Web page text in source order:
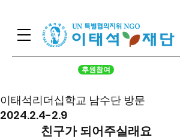
후원참여
이태석리더십학교 남수단 방문
2024.2.4-2.9
친구가 되어주실래요